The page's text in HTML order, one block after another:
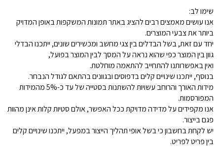
שימו לב:
אנו עושים מאמצים רבים להציג באתר תמונות המשקפות באופן המדויק
ביותר את צבעי המוצרים.
יחד עם זאת, בשל הבדלים בין צגי מחשב ומכשירים שונים, ייתכנו הבדלי
גוון בין המוצר כפי שהוא נראה על המסך לבין המוצר בפועל,
ואין באפשרותנו להתחייב להתאמה מוחלטת.
בנוסף, ייתכנו שינויים קלים בדפוסים ובגוונים בהתאם לגודל הנבחר.
מידות האורך והרוחב עשויות להשתנות בסטייה של עד כ-5% מהמידות
המפורסמות.
אנו מקפידים על מדידה מדויקת ככל האפשר, אולם סטיות קלות אינן מהוות
פגם בייצור.
יש לקחת בחשבון כי בשל אופי תהליך הייצור במפעל, ייתכנו שינויים קלים
בין פריט לפריט.